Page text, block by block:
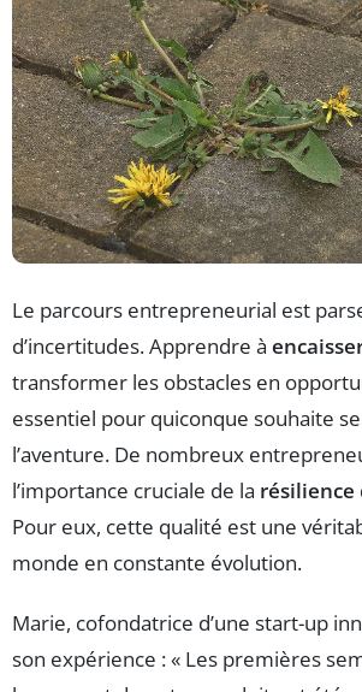
Le parcours entrepreneurial est
d’incertitudes. Apprendre à
transformer les obstacles en
essentiel pour quiconque souhaite
l’aventure. De nombreux
l’importance cruciale de la résilience
Pour eux, cette qualité est une
monde en constante évolution.
Marie, cofondatrice d’une start-up
son expérience : « Les premières